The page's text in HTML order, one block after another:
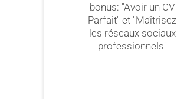
bonus: "Avoir un CV
Parfait" et "Maîtrisez
les réseaux sociaux
professionnels"